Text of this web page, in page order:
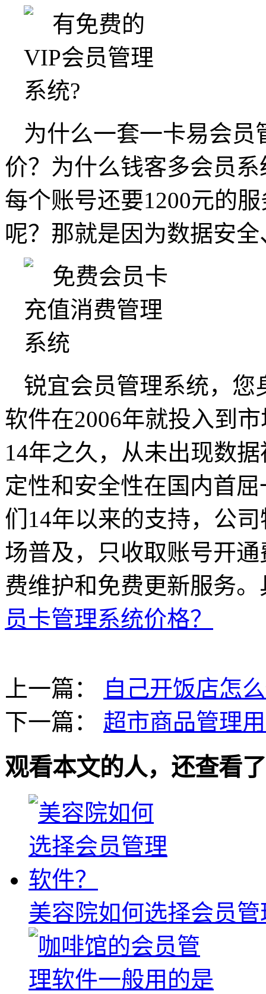
为什么一套一卡易会员
价？为什么钱客多会员
每个账号还要1200元的
呢？那就是因为数据安
锐宜会员管理系统，您
软件在2006年就投入到
14年之久，从未出现数
定性和安全性在国内首
们14年以来的支持，公
场普及，只收取账号开
费维护和免费更新服务
员卡管理系统价格？
上一篇：
自己开饭店怎
下一篇： 超市商品管理
观看本文的人，还查看
美容院如何选择会员